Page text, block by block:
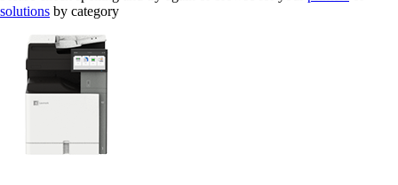
solutions by category